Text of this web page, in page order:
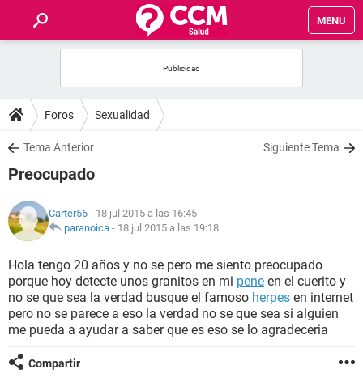
MENU
FOROS
SALUD
NUTRICIÓN
BIENESTAR
SEXUALIDAD
GLOSARIO
Foros Sexualidad
Tema Anterior Siguiente Tema
Preocupado
Carter56 - 18 jul 2015 a las 16:45
paranoica - 18 jul 2015 a las 19:18
Hola tengo 20 años y no se pero me siento preocupado
porque hoy detecte unos granitos en mi pene en el cuerito y
no se que sea la verdad busque el famoso herpes en internet
pero no se parece a eso la verdad no se que sea si alguien
me pueda a ayudar a saber que es eso se lo agradeceria
Compartir